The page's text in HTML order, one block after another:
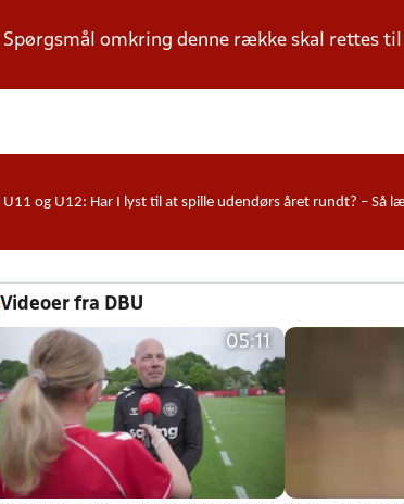
Spørgsmål omkring denne række skal rettes til
U11 og U12: Har I lyst til at spille udendørs året rundt? – Så
Videoer fra DBU
05:11